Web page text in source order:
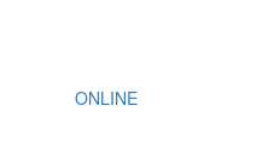
ONLINE